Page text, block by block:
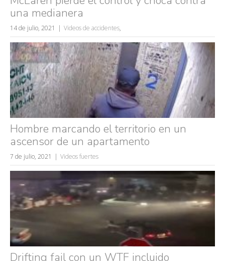
una medianera
14 de julio, 2021 Videos de accidentes,
Hombre marcando el territorio en un
ascensor de un apartamento
7 de julio, 2021 Videos fuertes
Drifting fail con un WTF incluido